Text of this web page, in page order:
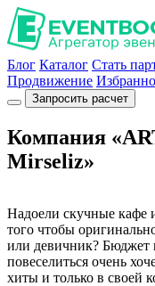
Блог Каталог Стать
Продвижение
Запросить расчет
Компания
Mirseliz»
Надоели скучные кафе
того чтобы
или девичник? Бюджет
повеселиться очень
хиты и только в своей